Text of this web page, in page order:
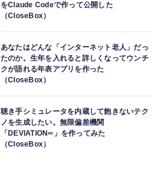
をClaude Codeで作って公開した
（CloseBox）
あなたはどんな「インターネット老人」だっ
たのか。生年を入れると詳しくなってウンチ
クが語れる年表アプリを作った
（CloseBox）
聴き手シミュレータを内蔵して飽きないテク
ノを生成したい。無限偏差機関
「DEVIATION∞」を作ってみた
（CloseBox）